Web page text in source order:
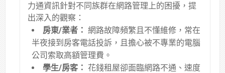
力通資訊針對不同族群在網路管理上的困擾，提
出深入的觀察 ：
房東/業者： 網路故障頻繁且不懂維修，常在
半夜接到房客電話投訴，且擔心被不專業的電腦
公司索取高額管理費 。
學生/房客： 花錢租屋卻面臨網路不通、速度